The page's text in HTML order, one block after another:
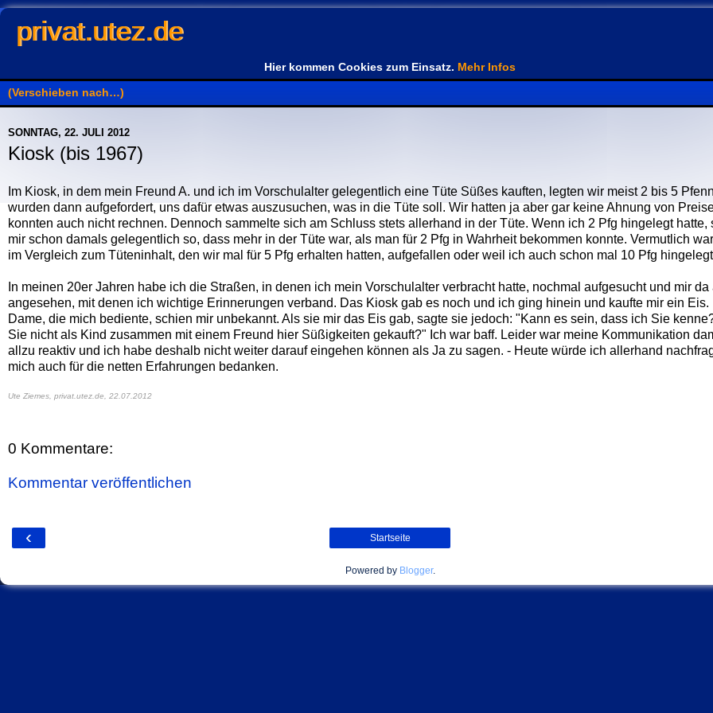
privat.utez.de
Hier kommen Cookies zum Einsatz. Mehr Infos
SONNTAG, 22. JULI 2012
Kiosk (bis 1967)
Im Kiosk, in dem mein Freund A. und ich im Vorschulalter gelegentlich eine Tüte Süßes kauften, legten wir meist 2 bis 5
wurden dann aufgefordert, uns dafür etwas auszusuchen, was in die Tüte soll. Wir hatten ja aber gar keine Ahnung von
konnten auch nicht rechnen. Dennoch sammelte sich am Schluss stets allerhand in der Tüte. Wenn ich 2 Pfg hingelegt hatte,
mir schon damals gelegentlich so, dass mehr in der Tüte war, als man für 2 Pfg in Wahrheit bekommen konnte. Vermutlich
im Vergleich zum Tüteninhalt, den wir mal für 5 Pfg erhalten hatten, aufgefallen oder weil ich auch schon mal 10 Pfg
In meinen 20er Jahren habe ich die Straßen, in denen ich mein Vorschulalter verbracht hatte, nochmal aufgesucht und mir da
angesehen, mit denen ich wichtige Erinnerungen verband. Das Kiosk gab es noch und ich ging hinein und kaufte mir ein Eis.
Dame, die mich bediente, schien mir unbekannt. Als sie mir das Eis gab, sagte sie jedoch: "Kann es sein, dass ich Sie
Sie nicht als Kind zusammen mit einem Freund hier Süßigkeiten gekauft?" Ich war baff. Leider war meine Kommunikation
allzu reaktiv und ich habe deshalb nicht weiter darauf eingehen können als Ja zu sagen. - Heute würde ich allerhand
mich auch für die netten Erfahrungen bedanken.
Ute Ziemes, privat.utez.de, 22.07.2012
0 Kommentare:
Kommentar veröffentlichen
‹ Startseite
Powered by Blogger.